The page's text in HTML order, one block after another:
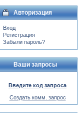
Авторизация
Вход
Регистрация
Забыли пароль?
Ваши запросы
Введите код запроса
Создать комм. запрос